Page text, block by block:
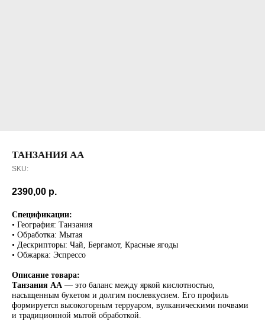
ТАНЗАНИЯ АА
SKU:
2390,00 р.
Спецификации:
• География: Танзания
• Обработка: Мытая
• Дескрипторы: Чай, Бергамот, Красные ягоды
• Обжарка: Эспрессо
Описание товара:
Танзания AA — это баланс между яркой кислотностью,
насыщенным букетом и долгим послевкусием. Его профиль
формируется высокогорным терруаром, вулканическими почвами
и традиционной мытой обработкой.